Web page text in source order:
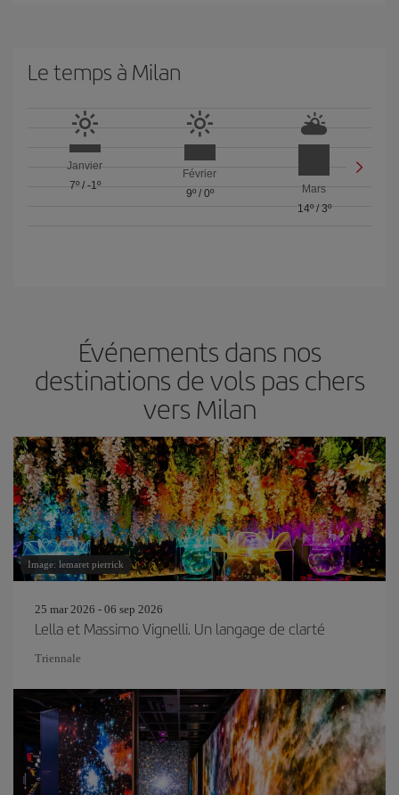
Le temps à Milan
Janvier
7º/ -1º
Février
9º/ 0º
Mars
14º/ 3º
Événements dans nos
destinations de vols pas chers
vers Milan
Image: lemaret pierrick
25 mar 2026 - 06 sep 2026
Lella et Massimo Vignelli. Un langage de clarté
Triennale